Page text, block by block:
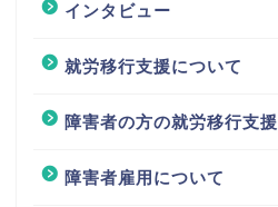
インタビュー
就労移行支援について
障害者の方の就労移行支援
障害者雇用について